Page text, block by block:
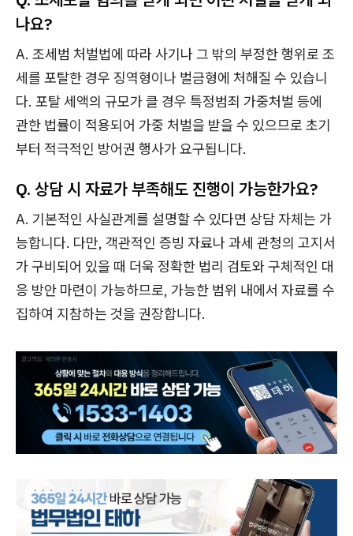
나요?
A. 조세범 처벌법에 따라 사기나 그 밖의 부정한 행위로 조
세를 포탈한 경우 징역형이나 벌금형에 처해질 수 있습니
다. 포탈 세액의 규모가 클 경우 특정범죄 가중처벌 등에
관한 법률이 적용되어 가중 처벌을 받을 수 있으므로 초기
부터 적극적인 방어권 행사가 요구됩니다.
Q. 상담 시 자료가 부족해도 진행이 가능한가요?
A. 기본적인 사실관계를 설명할 수 있다면 상담 자체는 가
능합니다. 다만, 객관적인 증빙 자료나 과세 관청의 고지서
가 구비되어 있을 때 더욱 정확한 법리 검토와 구체적인 대
응 방안 마련이 가능하므로, 가능한 범위 내에서 자료를 수
집하여 지참하는 것을 권장합니다.